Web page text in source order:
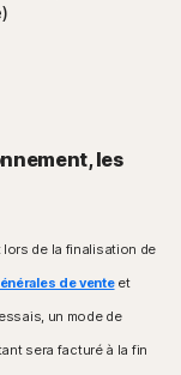
les
de la finalisation de
de venteet
essais, un mode de
sera facturé à la fin